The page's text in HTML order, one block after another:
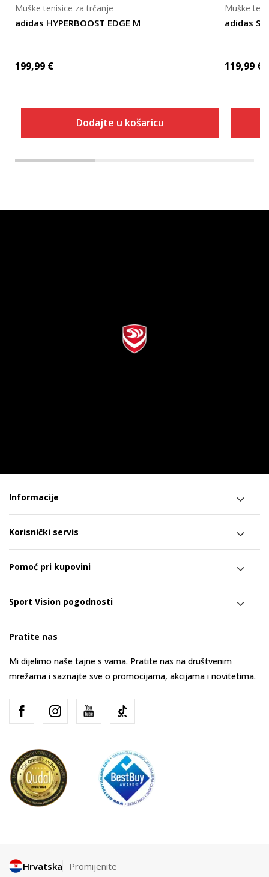
adidas HYPERBOOST EDGE M
Muške tenisice za trčanje
199,99 €
Dodajte u košaricu
adidas
Muške
119,99 €
Informacije
Korisnički servis
Pomoć pri kupovini
Sport Vision pogodnosti
Pratite nas
Mi dijelimo naše tajne s vama. Pratite nas na društvenim
mrežama i saznajte sve o promocijama, akcijama i novitetima.
Hrvatska Promijenite